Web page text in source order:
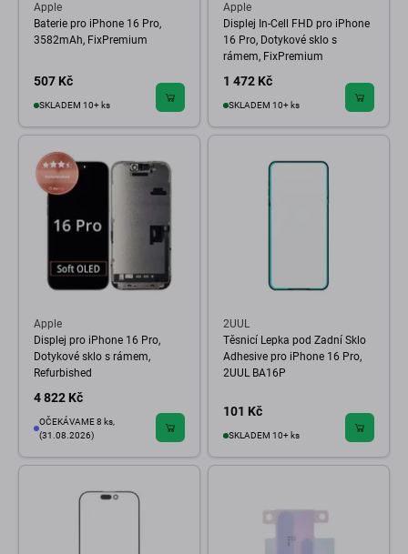
Apple
Baterie pro iPhone 16 Pro,
3582mAh, FixPremium
507 Kč
SKLADEM 10+ ks
Apple
Displej In-Cell FHD pro iPhone
16 Pro, Dotykové sklo s
rámem, FixPremium
1 472 Kč
SKLADEM 10+ ks
Apple
Displej pro iPhone 16 Pro,
Dotykové sklo s rámem,
Refurbished
4 822 Kč
OČEKÁVAME 8 ks,
(31.08.2026)
2UUL
Těsnicí Lepka pod Zadní Sklo
Adhesive pro iPhone 16 Pro,
2UUL BA16P
101 Kč
SKLADEM 10+ ks